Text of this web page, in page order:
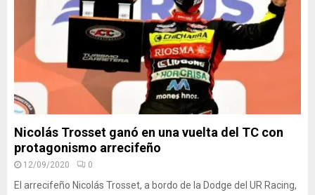
Nicolás Trosset ganó en una vuelta del TC con
protagonismo arrecifeño
12/09/2020 0
El arrecifeño Nicolás Trosset, a bordo de la Dodge del UR Racing,